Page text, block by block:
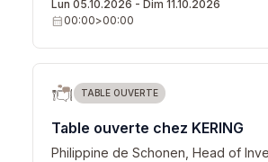
Lun 05.10.2026 - Dim 11.10.2026
calendar_month 00:00>00:00
TABLE OUVERTE
Table ouverte chez KERING
Philippine de Schonen, Head of